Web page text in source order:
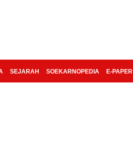
SEJARAH SOEKARNOPEDIA E-PAPER